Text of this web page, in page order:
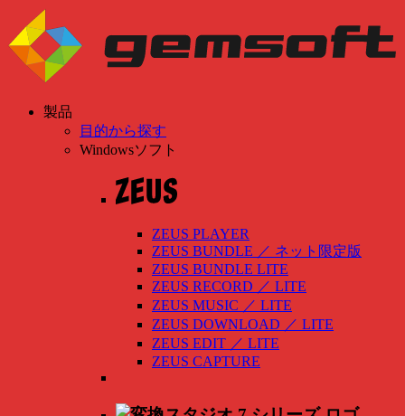
製品
目的から探す
Windowsソフト
ZEUS PLAYER
ZEUS BUNDLE ／ ネット限定版
ZEUS BUNDLE LITE
ZEUS RECORD ／ LITE
ZEUS MUSIC ／ LITE
ZEUS DOWNLOAD ／ LITE
ZEUS EDIT ／ LITE
ZEUS CAPTURE